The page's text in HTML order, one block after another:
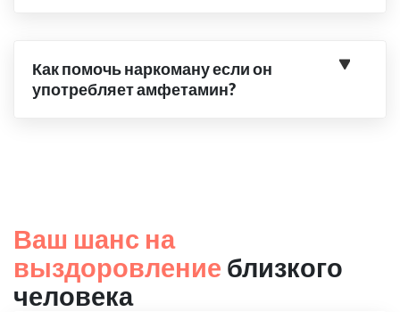
Как помочь наркоману если он
употребляет амфетамин?
Ваш шанс на
выздоровление близкого
человека